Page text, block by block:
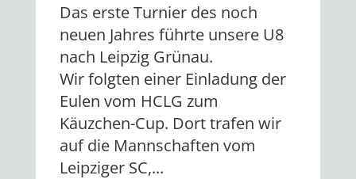
Das erste Turnier des noch
neuen Jahres führte unsere U8
nach Leipzig Grünau.
Wir folgten einer Einladung der
Eulen vom HCLG zum
Käuzchen-Cup. Dort trafen wir
auf die Mannschaften vom
Leipziger SC,...